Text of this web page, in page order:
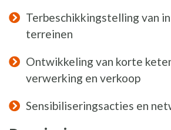
Terbeschikkingstelling van
terreinen
Ontwikkeling van korte
verwerking en verkoop
Sensibiliseringsacties en